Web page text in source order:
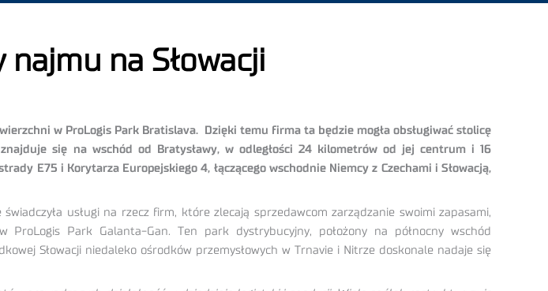
na Słowacji
w ProLogis Park Bratislava. Dzięki temu firma ta będzie mogła obsługiwać stolicę
się na wschód od Bratysławy, w odległości 24 kilometrów od jej centrum i 16
E75 i Korytarza Europejskiego 4, łączącego wschodnie Niemcy z Czechami i Słowacją,
usługi na rzecz firm, które zlecają sprzedawcom zarządzanie swoimi zapasami,
Park Galanta-Gan. Ten park dystrybucyjny, położony na północny wschód
Słowacji niedaleko ośrodków przemysłowych w Trnavie i Nitrze doskonale nadaje się